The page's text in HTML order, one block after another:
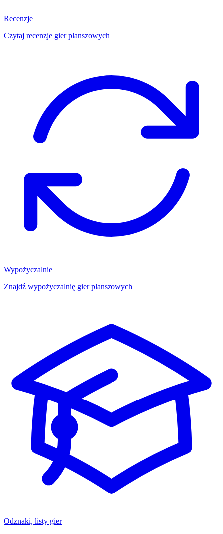
Recenzje
Czytaj recenzje gier planszowych
Wypożyczalnie
Znajdź wypożyczalnię gier planszowych
Odznaki, listy gier